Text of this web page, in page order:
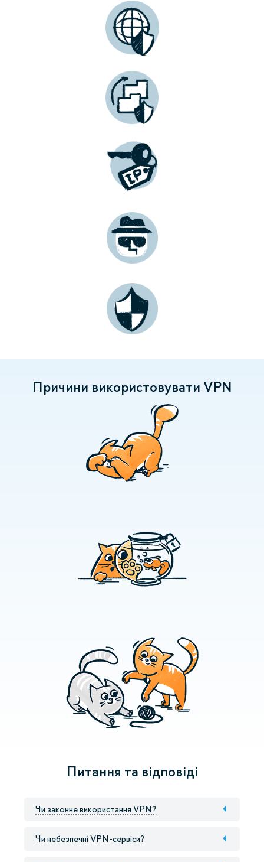
Причини використовувати VPN
Питання та відповіді
Чи законне використання VPN?
Чи небезпечні VPN-сервіси?